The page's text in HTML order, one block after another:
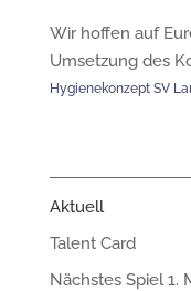
Wir hoffen auf
Umsetzung des
Hygienekonzept SV
Aktuell
Talent Card
Nächstes Spiel 1.